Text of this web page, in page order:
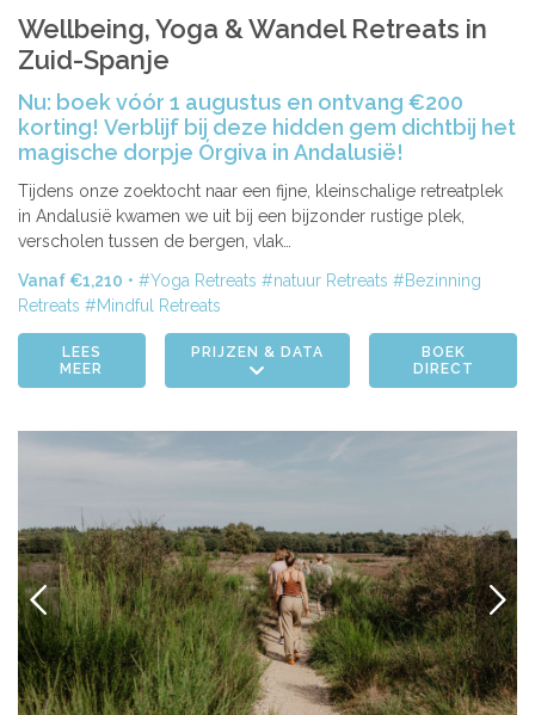
| 20-26 sep. | 27 sep. - 03 okt.| 11-17 okt. | 11-17 okt.
| 18-24 okt.| 25-31 okt.
Wellbeing, Yoga & Wandel Retreats in
Zuid-Spanje
Nu: boek vóór 1 augustus en ontvang €200
korting! Verblijf bij deze hidden gem dichtbij het
magische dorpje Órgiva in Andalusië!
Tijdens onze zoektocht naar een fijne, kleinschalige retreatplek
in Andalusië kwamen we uit bij een bijzonder rustige plek,
verscholen tussen de bergen, vlak…
Vanaf €1,210 Yoga Retreats natuur Retreats
Bezinning
Retreats
Mindful Retreats
LEES
MEER
PRIJZEN & DATA
BOEK
DIRECT
VORIGE